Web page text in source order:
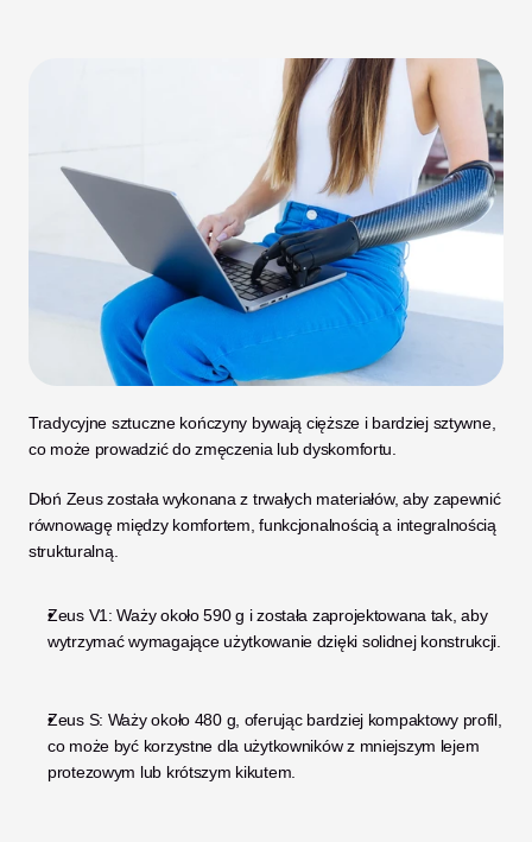
Tradycyjne sztuczne kończyny bywają cięższe i bardziej sztywne,
co może prowadzić do zmęczenia lub dyskomfortu.
Dłoń Zeus została wykonana z trwałych materiałów, aby zapewnić
równowagę między komfortem, funkcjonalnością a integralnością
strukturalną.
Zeus V1: Waży około 590 g i została zaprojektowana tak, aby
wytrzymać wymagające użytkowanie dzięki solidnej konstrukcji.
Zeus S: Waży około 480 g, oferując bardziej kompaktowy profil,
co może być korzystne dla użytkowników z mniejszym lejem
protezowym lub krótszym kikutem.